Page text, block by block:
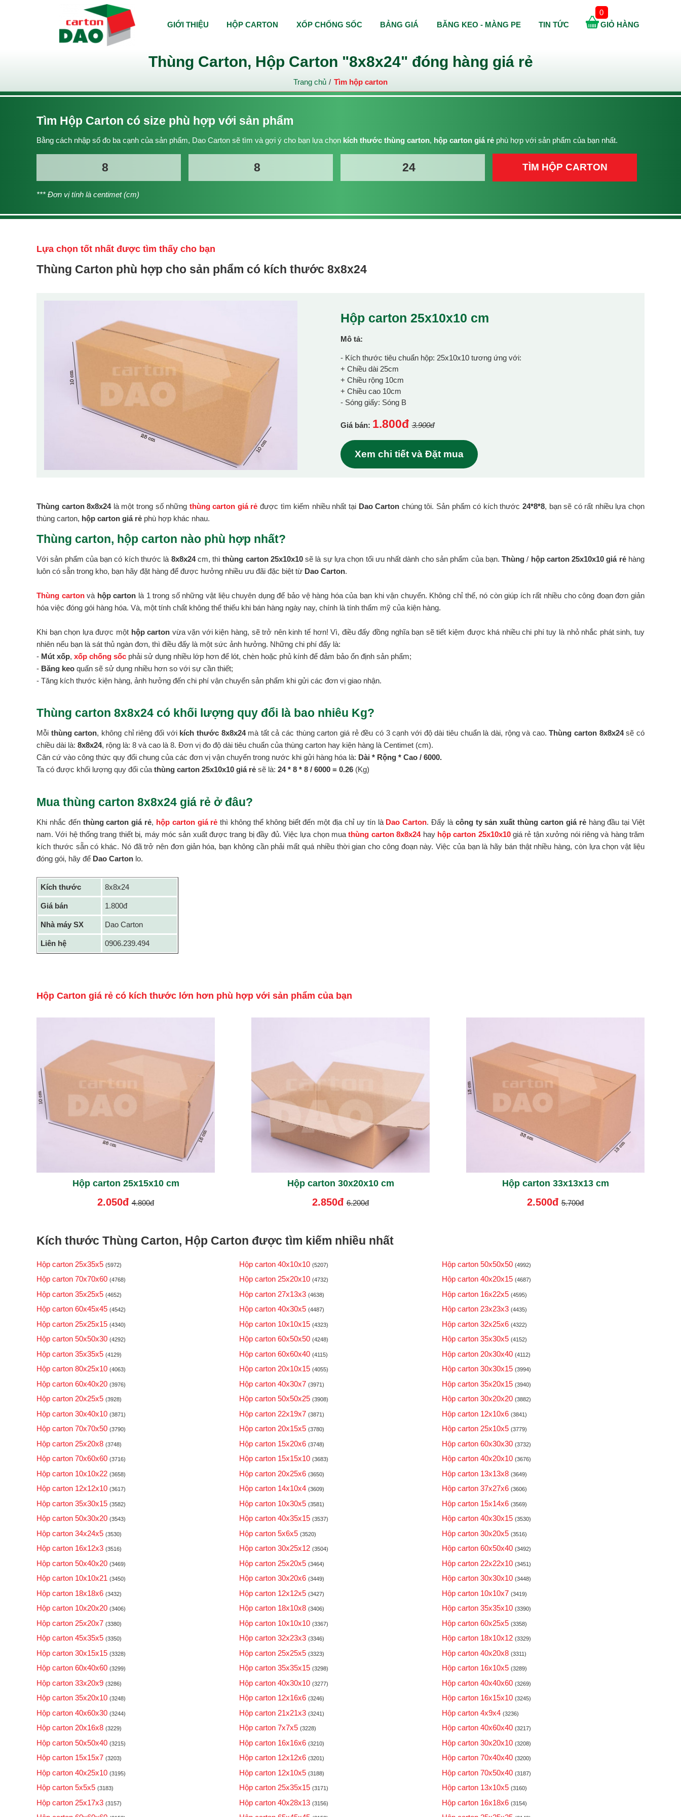
Thùng Carton, Hộp Carton "8x8x24" đóng hàng giá rẻ
Trang chủ Tìm hộp carton
Tìm Hộp Carton có size phù hợp với sản phẩm
Bằng cách nhập số đo ba cạnh của sản phẩm, Dao Carton sẽ tìm và gợi ý cho bạn lựa chọn kích thước thùng carton, hộp carton giá rẻ phù hợp với sản phẩm của bạn nhất.
TÌM HỘP CARTON
*** Đơn vị tính là centimet (cm)
Lựa chọn tốt nhất được tìm thấy cho bạn
Thùng Carton phù hợp cho sản phẩm có kích thước 8x8x24
Hộp carton 25x10x10 cm
Mô tả:
- Kích thước tiêu chuẩn hộp: 25x10x10 tương ứng với:
+ Chiều dài 25cm
+ Chiều rộng 10cm
+ Chiều cao 10cm
- Sóng giấy: Sóng B
Giá bán: 1.800đ 3.900đ
Xem chi tiết và Đặt mua
Thùng carton 8x8x24là một trong số những thùng carton giá rẻ được tìm kiếm nhiều nhất tại Dao Carton chúng tôi. Sản phẩm có kích thước 24*8*8, bạn sẽ có rất nhiều lựa chọn
thùng carton, hộp carton giá rẻ phù hợp khác nhau.
Thùng carton, hộp carton nào phù hợp nhất?
Với sản phẩm của bạn có kích thước là 8x8x24cm, thìthùng carton 25x10x10sẽ là sự lựa chọn tối ưu nhất dành cho sản phẩm của bạn.Thùng/ hộp carton 25x10x10 giá rẻhàng
luôn có sẵn trong kho, bạn hãy đặt hàng để được hưởng nhiều ưu đãi đặc biệt từ Dao Carton.
Thùng cartonvà hộp carton là 1 trong số những vật liệu chuyên dụng để bảo vệ hàng hóa của bạn khi vận chuyển. Không chỉ thế, nó còn giúp ích rất nhiều cho công đoạn đơn giản
hóa việc đóng gói hàng hóa. Và, một tính chất không thể thiếu khi bán hàng ngày nay, chính là tính thẩm mỹ của kiện hàng.
Khi bạn chọn lựa được một hộp carton vừa vặn với kiện hàng, sẽ trở nên kinh tế hơn! Vì, điều đấy đồng nghĩa bạn sẽ tiết kiệm được khá nhiều chi phí tuy là nhỏ nhắc phát sinh, tuy
nhiên nếu bạn là sát thủ ngàn đơn, thì điều đấy là một sức ảnh hưởng. Những chi phí đấy là:
- Mút xốp, xốp chống sốc phải sử dụng nhiều lớp hơn để lót, chèn hoặc phủ kính để đảm bảo ổn định sản phẩm;
- Băng keo quấn sẽ sử dụng nhiều hơn so với sự cần thiết;
- Tăng kích thước kiện hàng, ảnh hưởng đến chi phí vận chuyển sản phẩm khi gửi các đơn vị giao nhận.
Thùng carton 8x8x24 có khối lượng quy đổi là bao nhiêu Kg?
Mỗi thùng carton, không chỉ riêng đối với kích thước 8x8x24mà tất cả các thùng carton giá rẻ đều có 3 cạnh với độ dài tiêu chuẩn là dài, rộng và cao.Thùng carton 8x8x24sẽ có
chiều dài là: 8x8x24, rộng là: 8 và cao là 8. Đơn vị đo độ dài tiêu chuẩn của thùng carton hay kiện hàng là Centimet (cm).
Căn cứ vào công thức quy đổi chung của các đơn vị vận chuyển trong nước khi gửi hàng hóa là: Dài * Rộng * Cao / 6000.
Ta có được khối lượng quy đổi của thùng carton 25x10x10 giá rẻ sẽ là: 24 * 8 * 8 / 6000 = 0.26 (Kg)
Mua thùng carton 8x8x24 giá rẻ ở đâu?
Khi nhắc đến thùng carton giá rẻ, hộp carton giá rẻ thì không thể không biết đến một địa chỉ uy tín là Dao Carton. Đấy là công ty sản xuất thùng carton giá rẻhàng đầu tại Việt
nam. Với hệ thống trang thiết bị, máy móc sản xuất được trang bị đầy đủ. Việc lựa chọn muathùng carton 8x8x24hay hộp carton 25x10x10giá rẻ tận xưởng nói riêng và hàng trăm
kích thước sẵn có khác. Nó đã trở nên đơn giản hóa, bạn không cần phải mất quá nhiều thời gian cho công đoạn này. Việc của bạn là hãy bán thật nhiều hàng, còn lựa chọn vật liệu
đóng gói, hãy để Dao Carton lo.
Kích thước 8x8x24
Giá bán 1.800đ
Nhà máy SX Dao Carton
Liên hệ 0906.239.494
Hộp Carton giá rẻ có kích thước lớn hơn phù hợp với sản phẩm của bạn
Hộp carton 25x15x10 cm
2.050đ 4.800đ
Hộp carton 30x20x10 cm
2.850đ 6.200đ
Hộp carton 33x13x13 cm
2.500đ 5.700đ
Kích thước Thùng Carton, Hộp Carton được tìm kiếm nhiều nhất
Hộp carton 25x35x5 (5972) Hộp carton 40x10x10 (5207) Hộp carton 50x50x50 (4992)
Hộp carton 70x70x60 (4768) Hộp carton 25x20x10 (4732) Hộp carton 40x20x15 (4687)
Hộp carton 35x25x5 (4652) Hộp carton 27x13x3 (4638) Hộp carton 16x22x5 (4595)
Hộp carton 60x45x45 (4542) Hộp carton 40x30x5 (4487) Hộp carton 23x23x3 (4435)
Hộp carton 25x25x15 (4340) Hộp carton 10x10x15 (4323) Hộp carton 32x25x6 (4322)
Hộp carton 50x50x30 (4292) Hộp carton 60x50x50 (4248) Hộp carton 35x30x5 (4152)
Hộp carton 35x35x5 (4129) Hộp carton 60x60x40 (4115) Hộp carton 20x30x40 (4112)
Hộp carton 80x25x10 (4063) Hộp carton 20x10x15 (4055) Hộp carton 30x30x15 (3994)
Hộp carton 60x40x20 (3976) Hộp carton 40x30x7 (3971) Hộp carton 35x20x15 (3940)
Hộp carton 20x25x5 (3928) Hộp carton 50x50x25 (3908) Hộp carton 30x20x20 (3882)
Hộp carton 30x40x10 (3871) Hộp carton 22x19x7 (3871) Hộp carton 12x10x6 (3841)
Hộp carton 70x70x50 (3790) Hộp carton 20x15x5 (3780) Hộp carton 25x10x5 (3779)
Hộp carton 25x20x8 (3748) Hộp carton 15x20x6 (3748) Hộp carton 60x30x30 (3732)
Hộp carton 70x60x60 (3716) Hộp carton 15x15x10 (3683) Hộp carton 40x20x10 (3676)
Hộp carton 10x10x22 (3658) Hộp carton 20x25x6 (3650) Hộp carton 13x13x8 (3649)
Hộp carton 12x12x10 (3617) Hộp carton 14x10x4 (3609) Hộp carton 37x27x6 (3606)
Hộp carton 35x30x15 (3582) Hộp carton 10x30x5 (3581) Hộp carton 15x14x6 (3569)
Hộp carton 50x30x20 (3543) Hộp carton 40x35x15 (3537) Hộp carton 40x30x15 (3530)
Hộp carton 34x24x5 (3530) Hộp carton 5x6x5 (3520) Hộp carton 30x20x5 (3516)
Hộp carton 16x12x3 (3516) Hộp carton 30x25x12 (3504) Hộp carton 60x50x40 (3492)
Hộp carton 50x40x20 (3469) Hộp carton 25x20x5 (3464) Hộp carton 22x22x10 (3451)
Hộp carton 10x10x21 (3450) Hộp carton 30x20x6 (3449) Hộp carton 30x30x10 (3448)
Hộp carton 18x18x6 (3432) Hộp carton 12x12x5 (3427) Hộp carton 10x10x7 (3419)
Hộp carton 10x20x20 (3406) Hộp carton 18x10x8 (3406) Hộp carton 35x35x10 (3390)
Hộp carton 25x20x7 (3380) Hộp carton 10x10x10 (3367) Hộp carton 60x25x5 (3358)
Hộp carton 45x35x5 (3350) Hộp carton 32x23x3 (3346) Hộp carton 18x10x12 (3329)
Hộp carton 30x15x15 (3328) Hộp carton 25x25x5 (3323) Hộp carton 40x20x8 (3311)
Hộp carton 60x40x60 (3299) Hộp carton 35x35x15 (3298) Hộp carton 16x10x5 (3289)
Hộp carton 33x20x9 (3286) Hộp carton 40x30x10 (3277) Hộp carton 40x40x60 (3269)
Hộp carton 35x20x10 (3248) Hộp carton 12x16x6 (3246) Hộp carton 16x15x10 (3245)
Hộp carton 40x60x30 (3244) Hộp carton 21x21x3 (3241) Hộp carton 4x9x4 (3236)
Hộp carton 20x16x8 (3229) Hộp carton 7x7x5 (3228) Hộp carton 40x60x40 (3217)
Hộp carton 50x50x40 (3215) Hộp carton 16x16x6 (3210) Hộp carton 30x20x10 (3208)
Hộp carton 15x15x7 (3203) Hộp carton 12x12x6 (3201) Hộp carton 70x40x40 (3200)
Hộp carton 40x25x10 (3195) Hộp carton 12x10x5 (3188) Hộp carton 70x50x40 (3187)
Hộp carton 5x5x5 (3183) Hộp carton 25x35x15 (3171) Hộp carton 13x10x5 (3160)
Hộp carton 25x17x3 (3157) Hộp carton 40x28x13 (3156) Hộp carton 16x18x6 (3154)
GIỚI THIỆU HỘP CARTON XỐP CHỐNG SỐC BẢNG GIÁ BĂNG KEO - MÀNG PE TIN TỨC GIỎ HÀNG
0